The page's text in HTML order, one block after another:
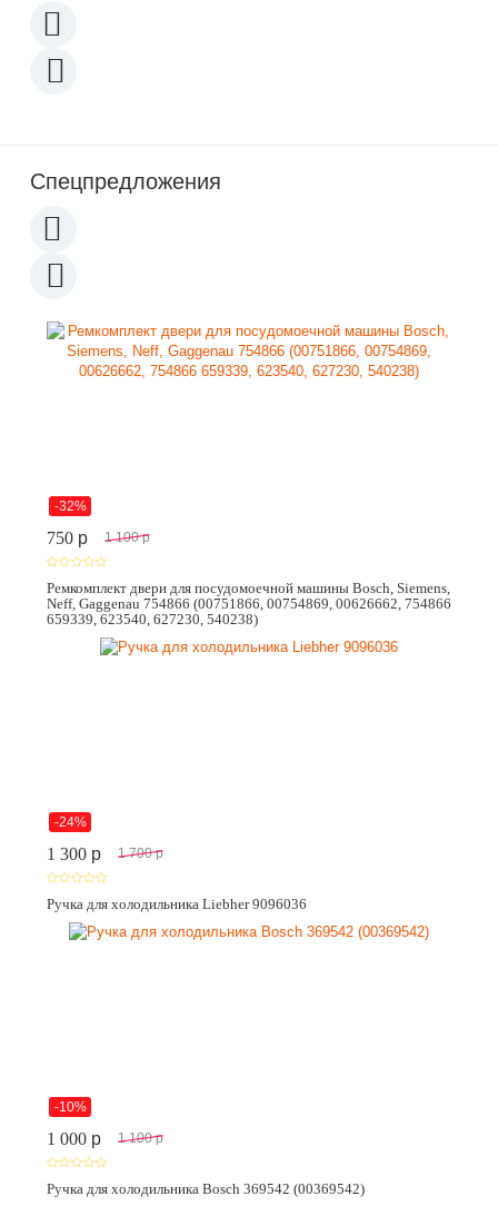
Спецпредложения
-32%
750 p 1 100 p
Ремкомплект двери для посудомоечной машины Bosch, Siemens,
Neff, Gaggenau 754866 (00751866, 00754869, 00626662, 754866
659339, 623540, 627230, 540238)
-24%
1 300 p 1 700 p
Ручка для холодильника Liebher 9096036
-10%
1 000 p 1 100 p
Ручка для холодильника Bosch 369542 (00369542)